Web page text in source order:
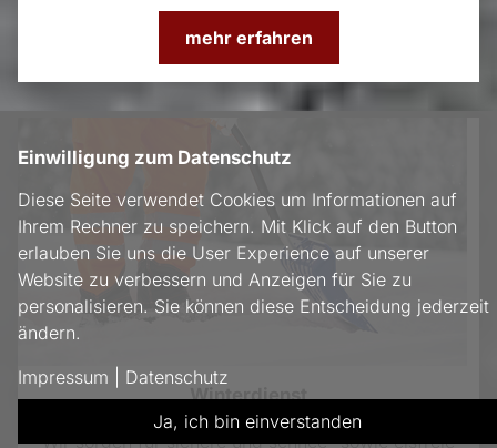
mehr erfahren
Winterdienst
Wir sorgen für sichere und schnee- sowie eisfreie
Einwilligung zum Datenschutz
Diese Seite verwendet Cookies um Informationen auf
Ihrem Rechner zu speichern. Mit Klick auf den Button
erlauben Sie uns die User Experience auf unserer
Website zu verbessern und Anzeigen für Sie zu
personalisieren. Sie können diese Entscheidung jederzeit
ändern.
Impressum
Datenschutz
Ja, ich bin einverstanden